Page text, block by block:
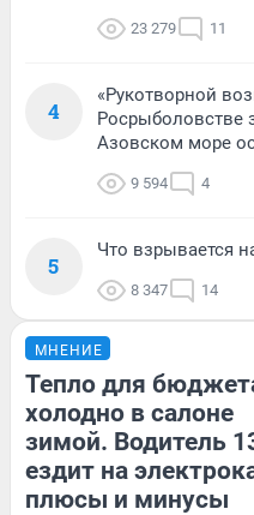
23 279 11
4
«Рукотворной
Росрыболовстве
Азовском море
9 594 4
5
Что взрывается
8 347 14
МНЕНИЕ
Тепло для
холодно в салоне
зимой. Водитель
ездит на
плюсы и минусы